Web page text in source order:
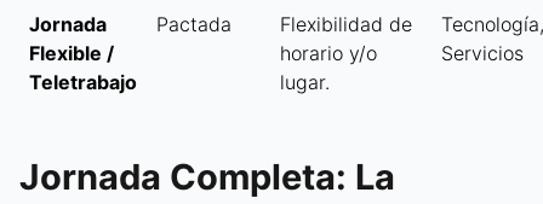
Jornada
Flexible /
Teletrabajo
Pactada
Flexibilidad de
horario y/o
lugar.
Tecnología,
Servicios
Jornada Completa: La